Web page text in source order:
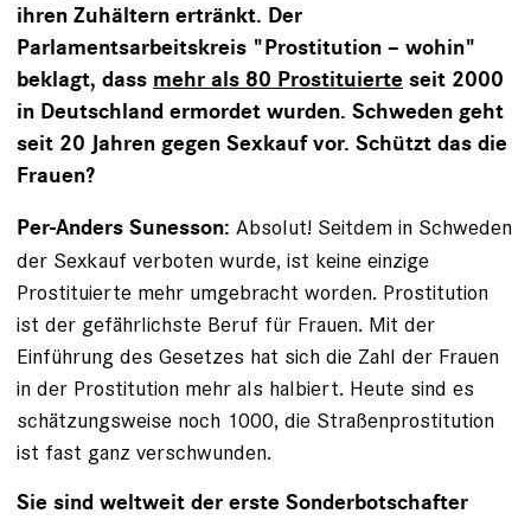
ihren Zuhältern ertränkt. Der
Parlamentsarbeitskreis "Prostitution – wohin"
beklagt, dass mehr als 80 Prostituierte seit 2000
in Deutschland ermordet wurden. Schweden geht
seit 20 Jahren gegen Sexkauf vor. Schützt das die
Frauen?
Per-Anders Sunesson: Absolut! Seitdem in Schweden
der Sexkauf verboten wurde, ist keine einzige
Prostituierte mehr umgebracht worden. Prostitution
ist der gefährlichste Beruf für Frauen. Mit der
Einführung des Gesetzes hat sich die Zahl der Frauen
in der Prostitution mehr als halbiert. Heute sind es
schätzungsweise noch 1000, die Straßenprostitution
ist fast ganz verschwunden.
Sie sind weltweit der erste Sonderbotschafter